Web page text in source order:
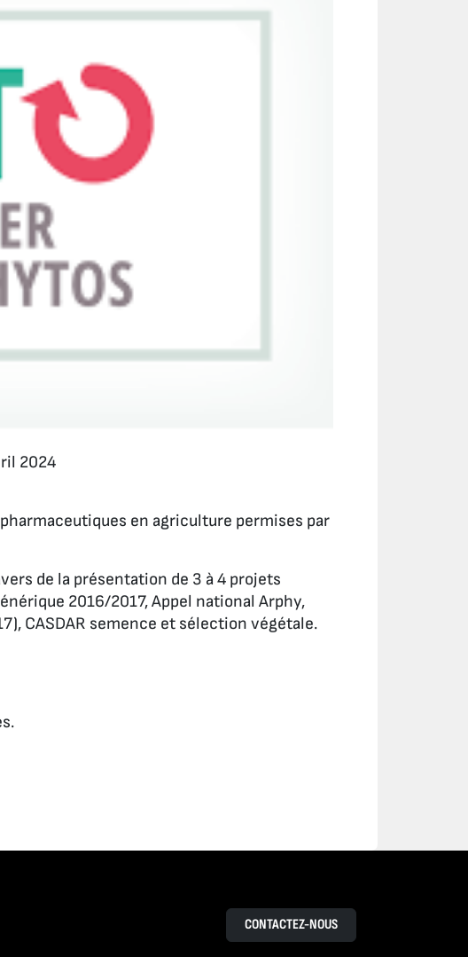
2024
en agriculture permises par
de la présentation de 3 à 4 projets
2016/2017, Appel national Arphy,
CASDAR semence et sélection végétale.
CONTACTEZ-NOUS